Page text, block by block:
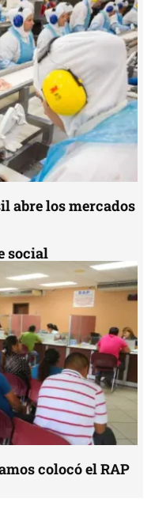
abre los mercados
social
colocó el RAP